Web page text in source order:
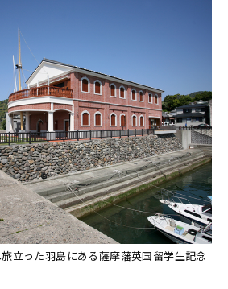
旅立った羽島にある薩摩藩英国留学生記念